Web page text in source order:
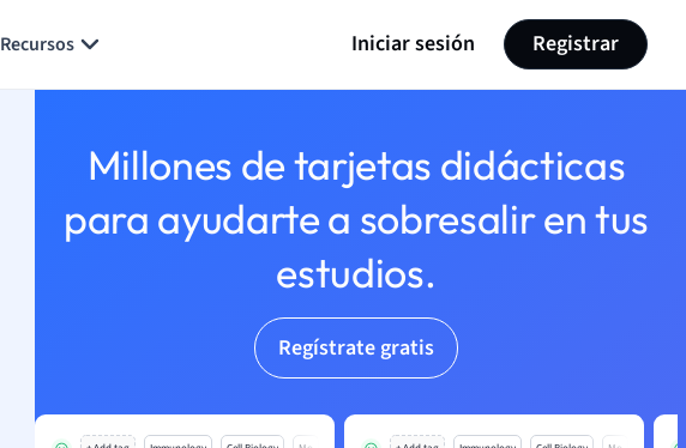
Recursos Iniciar sesión Registrar
Millones de tarjetas didácticas
para ayudarte a sobresalir en tus
estudios.
Regístrate gratis